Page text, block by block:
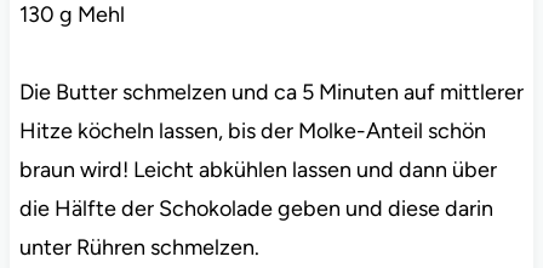
130 g Mehl
Die Butter schmelzen und ca 5 Minuten auf mittlerer
Hitze köcheln lassen, bis der Molke-Anteil schön
braun wird! Leicht abkühlen lassen und dann über
die Hälfte der Schokolade geben und diese darin
unter Rühren schmelzen.